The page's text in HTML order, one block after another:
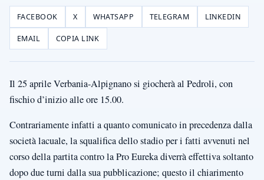
FACEBOOK X WHATSAPP TELEGRAM LINKEDIN
EMAIL COPIA LINK
Il 25 aprile Verbania-Alpignano si giocherà al Pedroli, con
fischio d’inizio alle ore 15.00.
Contrariamente infatti a quanto comunicato in precedenza dalla
società lacuale, la squalifica dello stadio per i fatti avvenuti nel
corso della partita contro la Pro Eureka diverrà effettiva soltanto
dopo due turni dalla sua pubblicazione; questo il chiarimento